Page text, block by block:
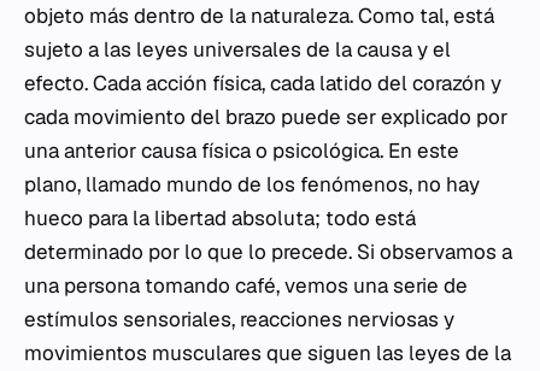
objeto más dentro de la naturaleza. Como tal, está
sujeto a las leyes universales de la causa y el
efecto. Cada acción física, cada latido del corazón y
cada movimiento del brazo puede ser explicado por
una anterior causa física o psicológica. En este
plano, llamado mundo de los fenómenos, no hay
hueco para la libertad absoluta; todo está
determinado por lo que lo precede. Si observamos a
una persona tomando café, vemos una serie de
estímulos sensoriales, reacciones nerviosas y
movimientos musculares que siguen las leyes de la